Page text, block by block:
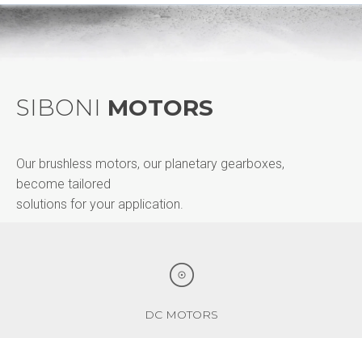
SIBONI MOTORS
Our brushless motors, our planetary gearboxes,
become tailored
solutions for your application.
DC MOTORS